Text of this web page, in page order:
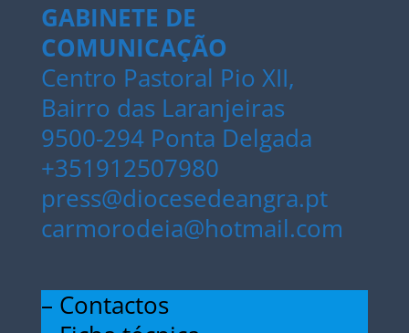
GABINETE DE
COMUNICAÇÃO
Centro Pastoral Pio XII,
Bairro das Laranjeiras
9500-294 Ponta Delgada
+351912507980
press@diocesedeangra.pt
carmorodeia@hotmail.com
– Contactos